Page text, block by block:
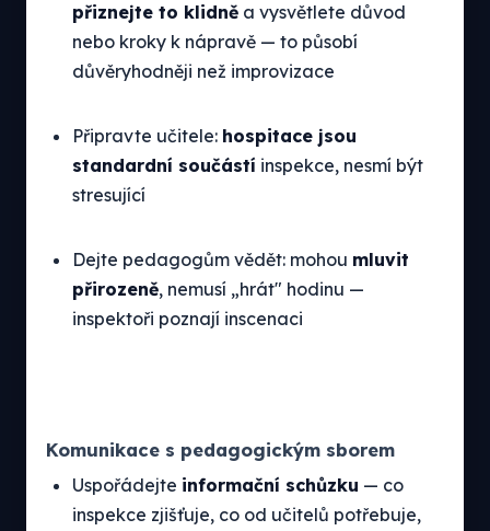
přiznejte to klidně a vysvětlete důvod
nebo kroky k nápravě — to působí
důvěryhodněji než improvizace
Připravte učitele: hospitace jsou
standardní součástí inspekce, nesmí být
stresující
Dejte pedagogům vědět: mohou mluvit
přirozeně, nemusí „hrát" hodinu —
inspektoři poznají inscenaci
Komunikace s pedagogickým sborem
Uspořádejte informační schůzku — co
inspekce zjišťuje, co od učitelů potřebuje,